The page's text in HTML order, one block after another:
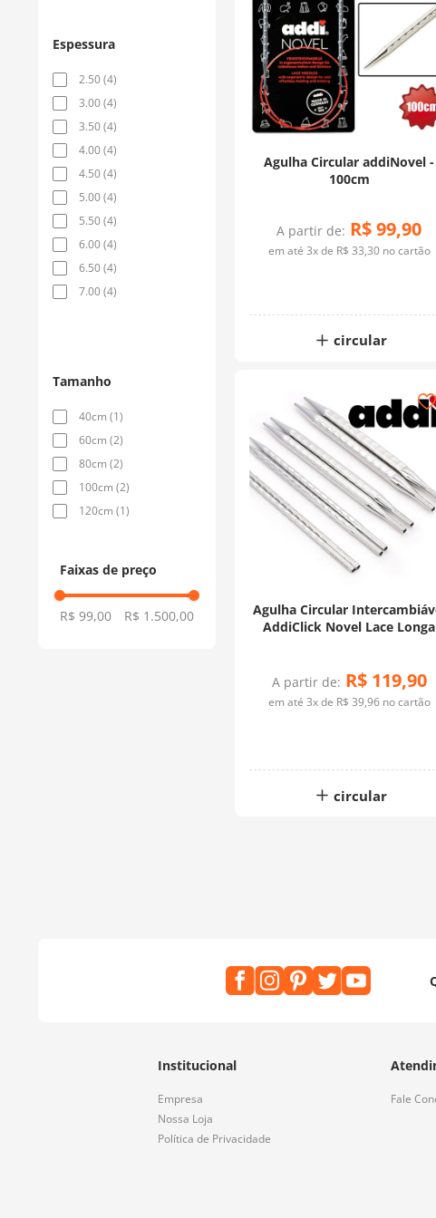
Espessura
2.50(4)
3.00(4)
3.50(4)
4.00(4)
4.50(4)
5.00(4)
5.50(4)
6.00(4)
6.50(4)
7.00(4)
Tamanho
40cm (1)
60cm (2)
80cm (2)
100cm (2)
120cm (1)
Faixas de preço
R$ 99,00 R$ 1.500,00
Agulha Circular addiNovel -
100cm
A partir de: R$99,90
em até 3x de R$ 33,30no cartão
circular
Agulha Circular
AddiClick Novel Lace Longa
A partir de: R$ 119,90
em até 3x de R$ 39,96no cartão
circular
Institucional
Empresa
Nossa Loja
Política de Privacidade
Fale